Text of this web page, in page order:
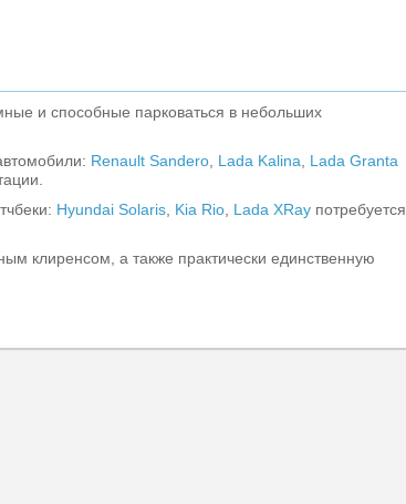
и способные парковаться в небольших
Renault Sandero Lada Kalina
Lada Granta
Hyundai Solaris Kia Rio Lada XRay потребуется
клиренсом, а также практически единственную